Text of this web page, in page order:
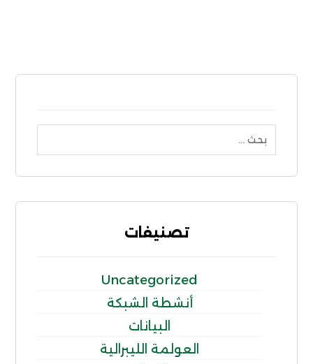
تصنيفات
Uncategorized
أنشطة الشبكة
البيانات
العولمة الليبرالية